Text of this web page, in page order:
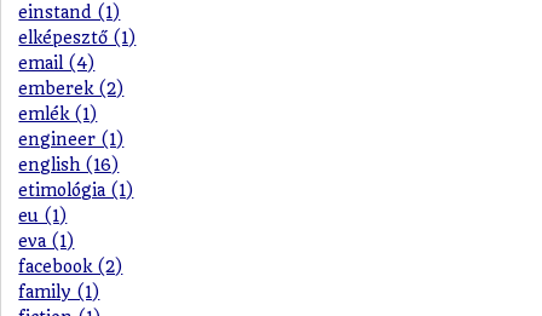
einstand (1)
elképesztő (1)
email (4)
emberek (2)
emlék (1)
engineer (1)
english (16)
etimológia (1)
eu (1)
eva (1)
facebook (2)
family (1)